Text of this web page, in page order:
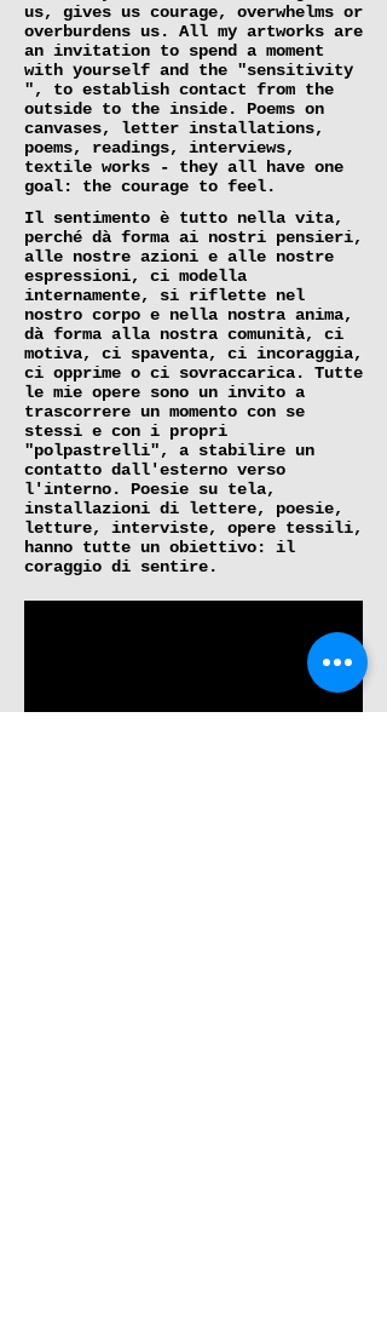
us, gives us courage, overwhelms or
overburdens us. All my artworks are
an invitation to spend a moment
with yourself and the "sensitivity
", to establish contact from the
outside to the inside. Poems on
canvases, letter installations,
poems, readings, interviews,
textile works - they all have one
goal: the courage to feel.
Il sentimento è tutto nella vita,
perché dà forma ai nostri pensieri,
alle nostre azioni e alle nostre
espressioni, ci modella
internamente, si riflette nel
nostro corpo e nella nostra anima,
dà forma alla nostra comunità, ci
motiva, ci spaventa, ci incoraggia,
ci opprime o ci sovraccarica. Tutte
le mie opere sono un invito a
trascorrere un momento con se
stessi e con i propri
"polpastrelli", a stabilire un
contatto dall'esterno verso
l'interno. Poesie su tela,
installazioni di lettere, poesie,
letture, interviste, opere tessili,
hanno tutte un obiettivo: il
coraggio di sentire.